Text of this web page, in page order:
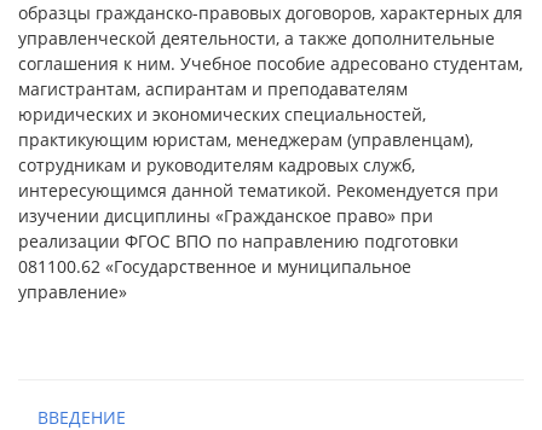
образцы гражданско-правовых договоров, характерных для
управленческой деятельности, а также дополнительные
соглашения к ним. Учебное пособие адресовано студентам,
магистрантам, аспирантам и преподавателям
юридических и экономических специальностей,
практикующим юристам, менеджерам (управленцам),
сотрудникам и руководителям кадровых служб,
интересующимся данной тематикой. Рекомендуется при
изучении дисциплины «Гражданское право» при
реализации ФГОС ВПО по направлению подготовки
081100.62 «Государственное и муниципальное
управление»
ВВЕДЕНИЕ